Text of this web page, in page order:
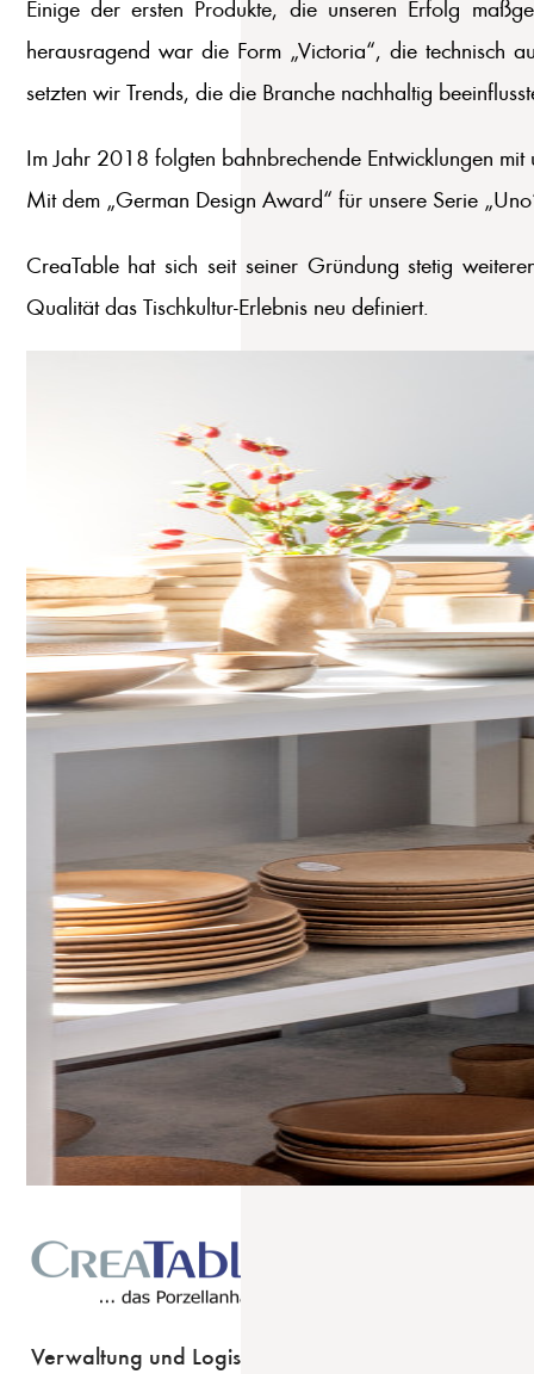
Einige der ersten Produkte, die unseren Erfolg
herausragend war die Form „Victoria“, die technisch
setzten wir Trends, die die Branche nachhaltig
Im Jahr 2018 folgten bahnbrechende Entwicklungen
Mit dem „German Design Award“ für unsere Serie
CreaTable hat sich seit seiner Gründung stetig
Qualität das Tischkultur-Erlebnis neu definiert.
Verwaltung und Logistik